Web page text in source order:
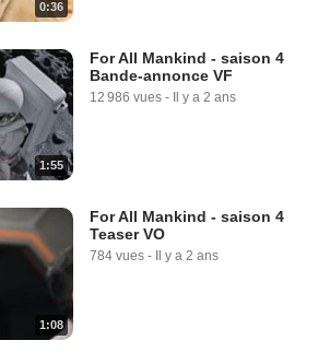
0:36
1:55
For All Mankind - saison 4
Bande-annonce VF
12 986 vues - Il y a 2 ans
1:08
For All Mankind - saison 4
Teaser VO
784 vues - Il y a 2 ans